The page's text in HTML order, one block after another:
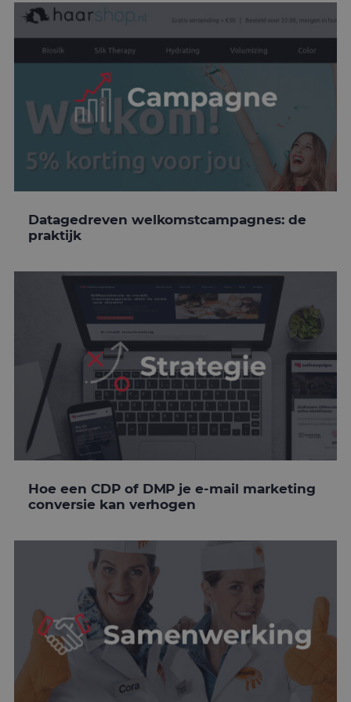
Datagedreven welkomstcampagnes: de
praktijk
Hoe een CDP of DMP je e-mail marketing
conversie kan verhogen